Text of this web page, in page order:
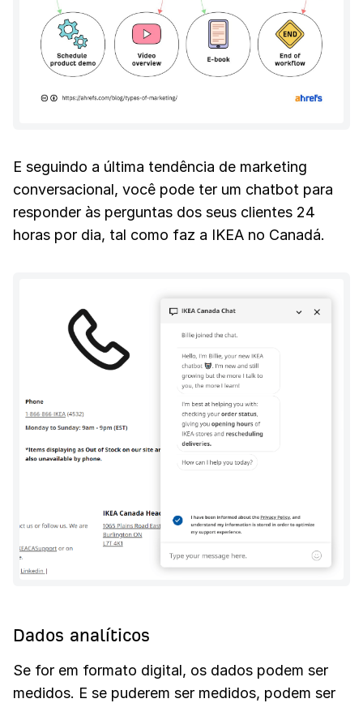
E seguindo a última tendência de marketing
conversacional, você pode ter um chatbot para
responder às perguntas dos seus clientes 24
horas por dia, tal como faz a IKEA no Canadá.
Dados analíticos
Se for em formato digital, os dados podem ser
medidos. E se puderem ser medidos, podem ser